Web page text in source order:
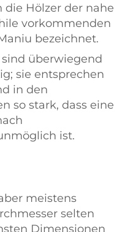
die Hölzer der nahe
vorkommenden
bezeichnet.
überwiegend
sie entsprechen
in den
so stark, dass eine
ist.
meistens
selten
Dimensionen